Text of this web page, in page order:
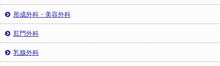
形成外科・美容外科
肛門外科
乳腺外科